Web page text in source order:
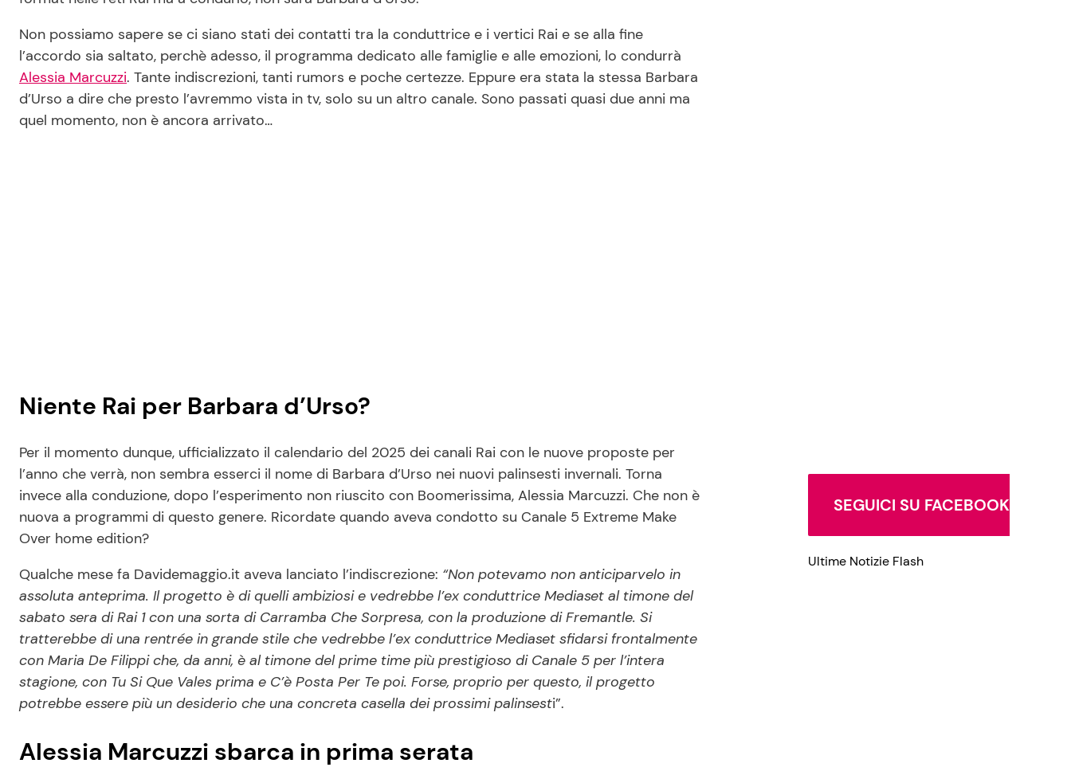
Non possiamo sapere se ci siano stati dei contatti tra la conduttrice e i vertici Rai e se alla fine
l’accordo sia saltato, perchè adesso, il programma dedicato alle famiglie e alle emozioni, lo condurrà
Alessia Marcuzzi. Tante indiscrezioni, tanti rumors e poche certezze. Eppure era stata la stessa Barbara
d’Urso a dire che presto l’avremmo vista in tv, solo su un altro canale. Sono passati quasi due anni ma
quel momento, non è ancora arrivato…
Niente Rai per Barbara d’Urso?
Per il momento dunque, ufficializzato il calendario del 2025 dei canali Rai con le nuove proposte per
l’anno che verrà, non sembra esserci il nome di Barbara d’Urso nei nuovi palinsesti invernali. Torna
invece alla conduzione, dopo l’esperimento non riuscito con Boomerissima, Alessia Marcuzzi. Che non è
nuova a programmi di questo genere. Ricordate quando aveva condotto su Canale 5 Extreme Make
Over home edition?
Qualche mese fa Davidemaggio.it aveva lanciato l’indiscrezione: “Non potevamo non anticiparvelo in
assoluta anteprima. Il progetto è di quelli ambiziosi e vedrebbe l’ex conduttrice Mediaset al timone del
sabato sera di Rai 1 con una sorta di Carramba Che Sorpresa, con la produzione di Fremantle. Si
tratterebbe di una rentrée in grande stile che vedrebbe l’ex conduttrice Mediaset sfidarsi frontalmente
con Maria De Filippi che, da anni, è al timone del prime time più prestigioso di Canale 5 per l’intera
stagione, con Tu Si Que Vales prima e C’è Posta Per Te poi. Forse, proprio per questo, il progetto
potrebbe essere più un desiderio che una concreta casella dei prossimi palinsesti”.
Alessia Marcuzzi sbarca in prima serata
SEGUICI SU FACEBOOK
Ultime Notizie Flash